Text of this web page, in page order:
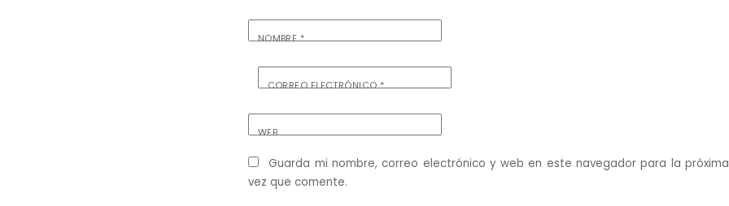
NOMBRE*
CORREO ELECTRÓNICO*
WEB
Guarda mi nombre, correo electrónico y web en este navegador para la próxima
vez que comente.